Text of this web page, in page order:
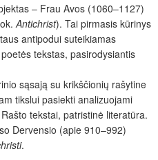
– Frau Avos (1060–1127)
Antichrist). Tai pirmasis kūrinys
antipodui suteikiamas
tekstas, pasirodysiantis
sąsają su krikščionių rašytine
tikslui pasiekti analizuojami
tekstai, patristinė literatūra.
Dervensio (apie 910–992)
.